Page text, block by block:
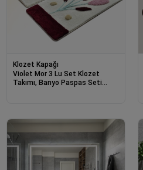
Klozet Kapağı
Violet Mor 3 Lu Set Klozet
Takımı, Banyo Paspas Seti